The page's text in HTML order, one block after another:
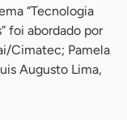
“Tecnologia
foi abordado por
Cimatec; Pamela
Augusto Lima,